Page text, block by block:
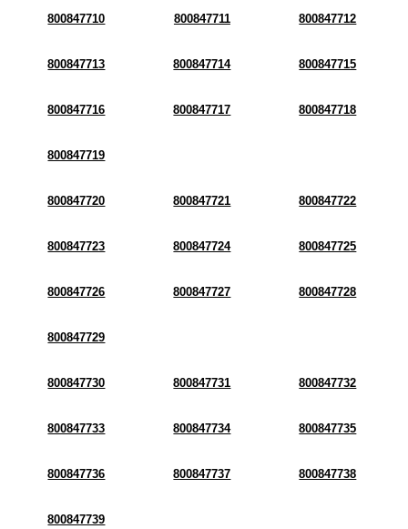
800847710 800847711 800847712
800847713 800847714 800847715
800847716 800847717 800847718
800847719
800847720 800847721 800847722
800847723 800847724 800847725
800847726 800847727 800847728
800847729
800847730 800847731 800847732
800847733 800847734 800847735
800847736 800847737 800847738
800847739